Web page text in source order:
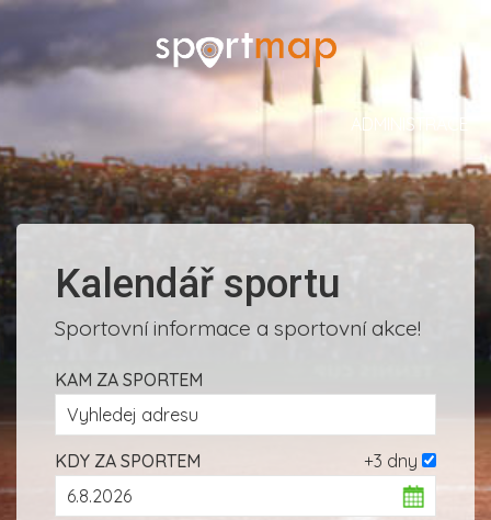
ADMINISTRACE
Kalendář sportu
Sportovní informace a sportovní akce!
KAM ZA SPORTEM
+3 dny
KDY ZA SPORTEM